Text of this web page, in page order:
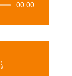
00:00